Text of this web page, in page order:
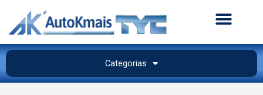
Categorias